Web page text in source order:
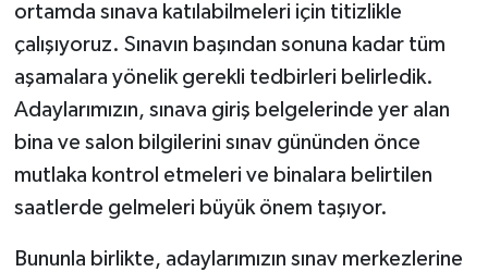
ortamda sınava katılabilmeleri için titizlikle
çalışıyoruz. Sınavın başından sonuna kadar tüm
aşamalara yönelik gerekli tedbirleri belirledik.
Adaylarımızın, sınava giriş belgelerinde yer alan
bina ve salon bilgilerini sınav gününden önce
mutlaka kontrol etmeleri ve binalara belirtilen
saatlerde gelmeleri büyük önem taşıyor.
Bununla birlikte, adaylarımızın sınav merkezlerine